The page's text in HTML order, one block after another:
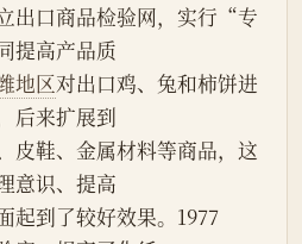
出口商品检验网，实行“专
提高产品质
地区对出口鸡、兔和柿饼进
后来扩展到
皮鞋、金属材料等商品，这
意识、提高
起到了较好效果。1977